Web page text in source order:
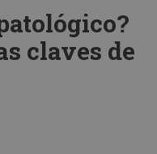
claves de